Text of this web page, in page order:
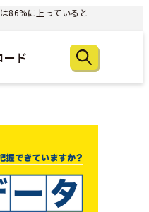
86%に上っていると
ド